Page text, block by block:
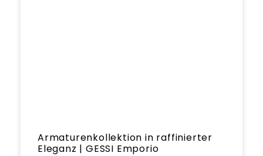
Armaturenkollektion in raffinierter
Eleganz | GESSI Emporio